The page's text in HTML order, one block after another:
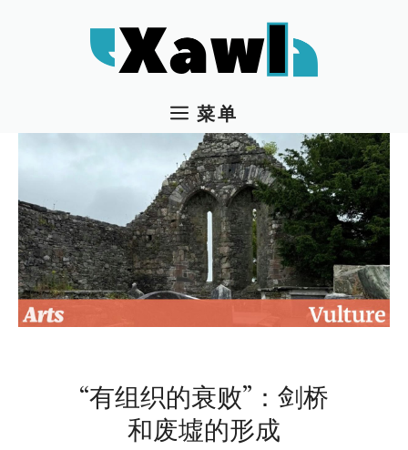
菜单
“有组织的衰败”：剑桥
和废墟的形成